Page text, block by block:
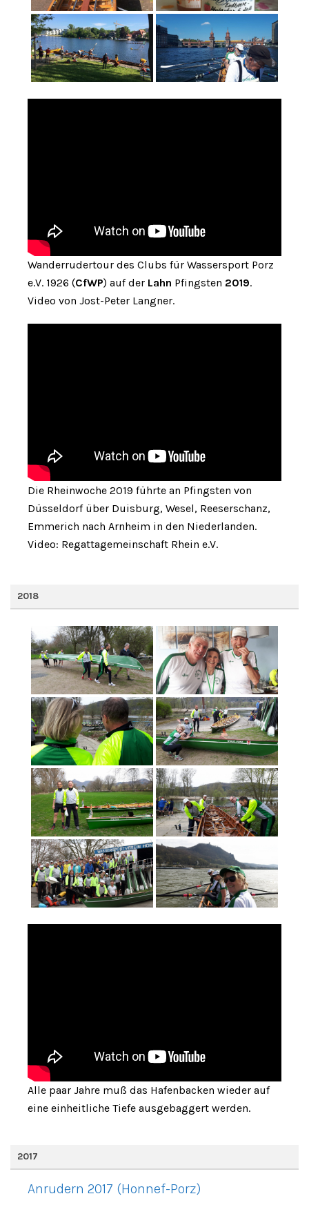
Wanderrudertour des Clubs für Wassersport Porz
e.V. 1926 (CfWP) auf der Lahn Pfingsten 2019.
Video von Jost-Peter Langner.
Die Rheinwoche 2019 führte an Pfingsten von
Düsseldorf über Duisburg, Wesel, Reeserschanz,
Emmerich nach Arnheim in den Niederlanden.
Video: Regattagemeinschaft Rhein e.V.
2018
Alle paar Jahre muß das Hafenbacken wieder auf
eine einheitliche Tiefe ausgebaggert werden.
2017
Anrudern 2017 (Honnef-Porz)